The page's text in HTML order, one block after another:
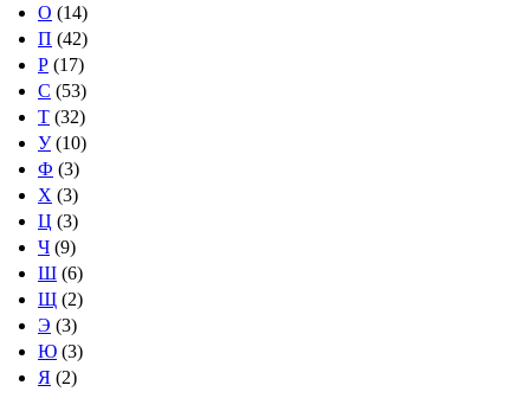
О (14)
П (42)
Р (17)
С (53)
Т (32)
У(10)
Ф (3)
Х (3)
Ц (3)
Ч (9)
Ш (6)
Щ (2)
Э (3)
Ю (3)
Я (2)